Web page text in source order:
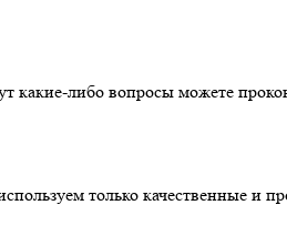
какие-либо вопросы можете
только качественные и